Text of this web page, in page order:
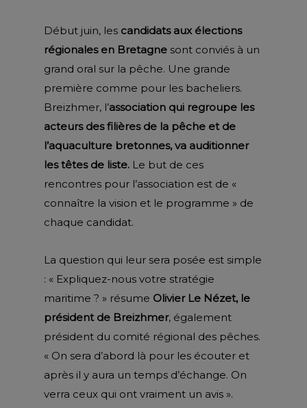
Début juin, les candidats aux élections
régionales en Bretagne sont conviés à un
grand oral sur la pêche. Une grande
première comme pour les bacheliers.
Breizhmer, l’association qui regroupe les
acteurs des filières de la pêche et de
l’aquaculture bretonnes, va auditionner
les têtes de liste. Le but de ces
rencontres pour l’association est de «
connaître la vision et le programme » de
chaque candidat.
La question qui leur sera posée est simple
: « Expliquez-nous votre stratégie
maritime ? » résume Olivier Le Nézet, le
président de Breizhmer, également
président du comité régional des pêches.
« On sera d’abord là pour les écouter et
après il y aura un temps d’échange. On
verra ceux qui ont vraiment un avis ».